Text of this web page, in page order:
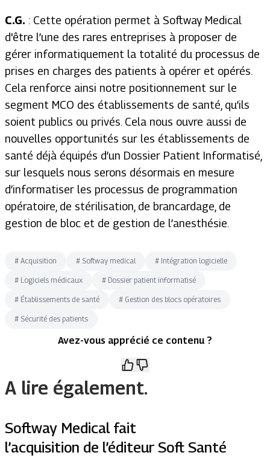
C.G. : Cette opération permet à Softway Medical
d'être l’une des rares entreprises à proposer de
gérer informatiquement la totalité du processus de
prises en charges des patients à opérer et opérés.
Cela renforce ainsi notre positionnement sur le
segment MCO des établissements de santé, qu’ils
soient publics ou privés. Cela nous ouvre aussi de
nouvelles opportunités sur les établissements de
santé déjà équipés d’un Dossier Patient Informatisé,
sur lesquels nous serons désormais en mesure
d’informatiser les processus de programmation
opératoire, de stérilisation, de brancardage, de
gestion de bloc et de gestion de l’anesthésie.
# Acquisition # Softway medical # Intégration logicielle
# Logiciels médicaux # Dossier patient informatisé
# Établissements de santé # Gestion des blocs opératoires
# Sécurité des patients
Avez-vous apprécié ce contenu ?
A lire également.
Softway Medical fait
l’acquisition de l’éditeur Soft Santé